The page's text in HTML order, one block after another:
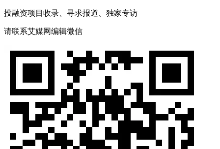
投融资项目收录、寻求报道、独家专访
请联系艾媒网编辑微信